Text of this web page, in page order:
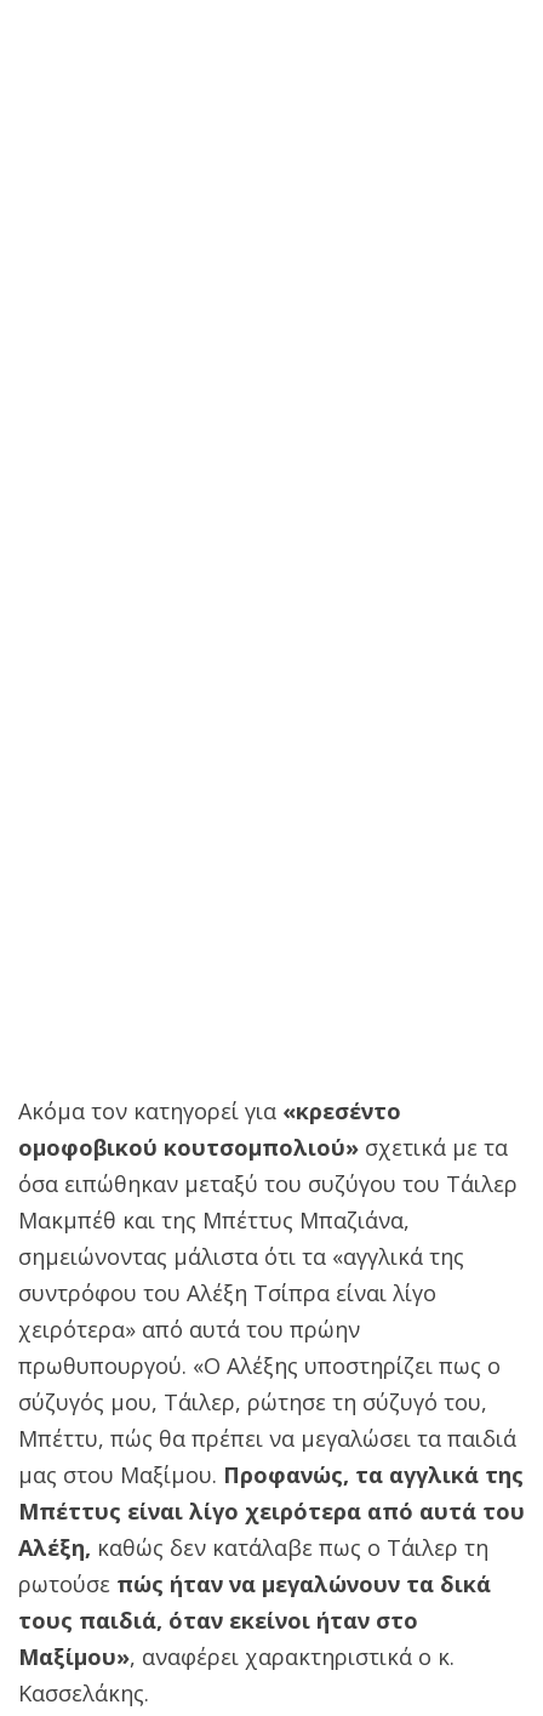
Ακόμα τον κατηγορεί για «κρεσέντο
ομοφοβικού κουτσομπολιού» σχετικά με τα
όσα ειπώθηκαν μεταξύ του συζύγου του Τάιλερ
Μακμπέθ και της Μπέττυς Μπαζιάνα,
σημειώνοντας μάλιστα ότι τα «αγγλικά της
συντρόφου του Αλέξη Τσίπρα είναι λίγο
χειρότερα» από αυτά του πρώην
πρωθυπουργού. «Ο Αλέξης υποστηρίζει πως ο
σύζυγός μου, Τάιλερ, ρώτησε τη σύζυγό του,
Μπέττυ, πώς θα πρέπει να μεγαλώσει τα παιδιά
μας στου Μαξίμου. Προφανώς, τα αγγλικά της
Μπέττυς είναι λίγο χειρότερα από αυτά του
Αλέξη, καθώς δεν κατάλαβε πως ο Τάιλερ τη
ρωτούσε πώς ήταν να μεγαλώνουν τα δικά
τους παιδιά, όταν εκείνοι ήταν στο
Μαξίμου», αναφέρει χαρακτηριστικά ο κ.
Κασσελάκης.